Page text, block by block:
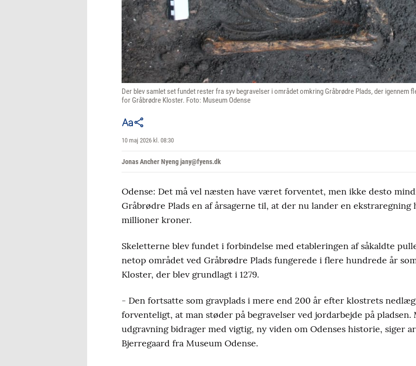
Der blev samlet set fundet rester fra syv begravelser i området omkring Gråbrødre Plads, der igennem
for Gråbrødre Kloster. Foto: Museum Odense
10 maj 2026 kl. 08:30
Jonas Ancher Nyeng jany@fyens.dk
Odense: Det må vel næsten have været forventet, men ikke desto
Gråbrødre Plads en af årsagerne til, at der nu lander en ekstraregning
millioner kroner.
Skeletterne blev fundet i forbindelse med etableringen af såkaldte
netop området ved Gråbrødre Plads fungerede i flere hundrede år
Kloster, der blev grundlagt i 1279.
- Den fortsatte som gravplads i mere end 200 år efter klostrets
forventeligt, at man støder på begravelser ved jordarbejde på
udgravning bidrager med vigtig, ny viden om Odenses historie, siger
Bjerregaard fra Museum Odense.